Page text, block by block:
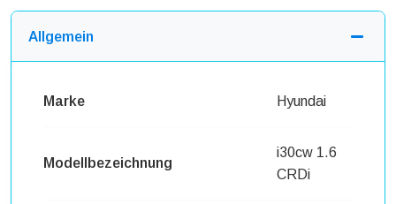
Allgemein
Marke Hyundai
Modellbezeichnung
i30cw 1.6
CRDi